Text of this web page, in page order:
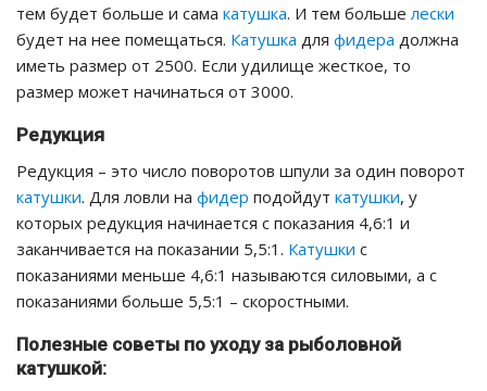
тем будет больше и сама катушка. И тем больше лески
будет на нее помещаться. Катушка для фидера должна
иметь размер от 2500. Если удилище жесткое, то
размер может начинаться от 3000.
Редукция
Редукция – это число поворотов шпули за один поворот
катушки. Для ловли на фидер подойдут катушки, у
которых редукция начинается с показания 4,6:1 и
заканчивается на показании 5,5:1. Катушки с
показаниями меньше 4,6:1 называются силовыми, а с
показаниями больше 5,5:1 – скоростными.
Полезные советы по уходу за рыболовной
катушкой: